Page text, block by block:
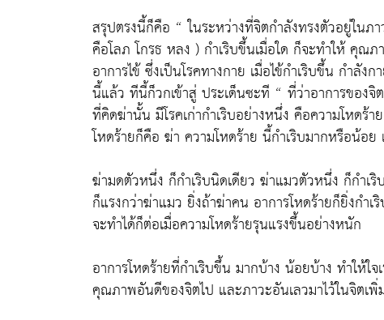
สรุปตรงนี้ก็คือ “ ในระหว่างที่จิตกำลังทรงตัวอยู่ใน
คือโลภ โกรธ หลง ) กำเริบขึ้นเมื่อใด ก็จะทำให้ คุ
อาการไข้ ซึ่งเป็นโรคทางกาย เมื่อไข้กำเริบขึ้น กำลั
นี้แล้ว ทีนี้ก็วกเข้าสู่ ประเด็นซะที “ ที่ว่าอาการของ
ที่คิดฆ่านั้น มีโรคเก่ากำเริบอย่างหนึ่ง คือความโหดร้
โหดร้ายก็คือ ฆ่า ความโหดร้าย นี้กำเริบมากหรือน้อ
ฆ่ามดตัวหนึ่ง ก็กำเริบนิดเดียว ฆ่าแมวตัวหนึ่ง ก็กำเ
ก็แรงกว่าฆ่าแมว ยิ่งถ้าฆ่าคน อาการโหดร้ายก็ยิ่งก
จะทำได้ก็ต่อเมื่อความโหดร้ายรุนแรงขึ้นอย่างหนัก
อาการโหดร้ายที่กำเริบขึ้น มากบ้าง น้อยบ้าง ทำให้ใ
คุณภาพอันดีของจิตไป และภาวะอันเลวมาไว้ในจิตเ